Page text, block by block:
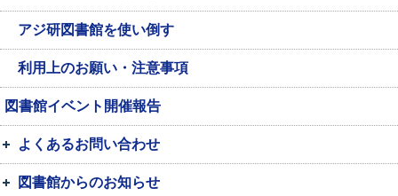
アジ研図書館を使い倒す
利用上のお願い・注意事項
図書館イベント開催報告
よくあるお問い合わせ
図書館からのお知らせ